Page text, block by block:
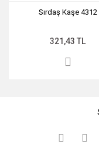
Sırdaş Kaşe 4312
321,43 TL